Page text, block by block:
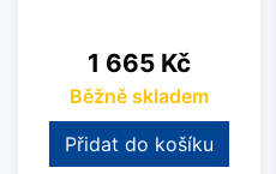
Cena
1 665 Kč
Běžně skladem
Přidat do košíku